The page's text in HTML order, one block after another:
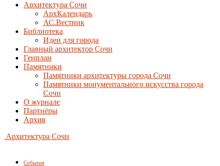
Архитектура Сочи
АрхКалендарь
АС.Вестник
Библиотека
Идеи для города
Главный архитектор Сочи
Генплан
Памятники
Памятники архитектуры города Сочи
Памятники монументального искусства города
Сочи
О журнале
Партнёры
Архив
Архитектура Сочи
События